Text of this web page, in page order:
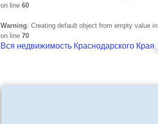
on line 60
Warning: Creating default object from empty value in
on line 70
Вся недвижимость Краснодарского Края